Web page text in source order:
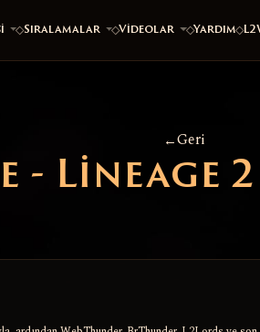
Sıralamalar Videolar Yardım
Geri
- Lineage